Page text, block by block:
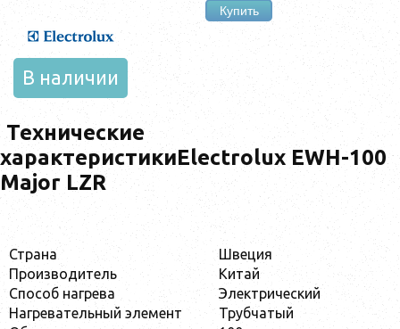
Купить
В наличии
Технические
характеристикиElectrolux EWH-100
Major LZR
Страна
Швеция
Производитель
Китай
Способ нагрева
Электрический
Нагревательный элемент
Трубчатый